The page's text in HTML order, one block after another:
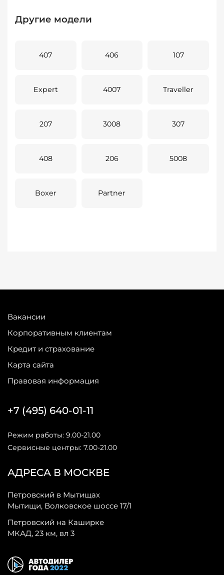
Другие модели
407 406 107
Expert 4007 Traveller
207 3008 307
408 206 5008
Boxer Partner
Вакансии
Корпоративным клиентам
Кредит и страхование
Карта сайта
Правовая информация
АДРЕСА В МОСКВЕ
Петровский в Мытищах
Мытищи, Волковское шоссе 17/1
Петровский на Каширке
МКАД, 23 км, вл 3
+7 (495) 640-01-11
Режим работы: 9.00-21.00
Сервисные центры: 7.00-21.00